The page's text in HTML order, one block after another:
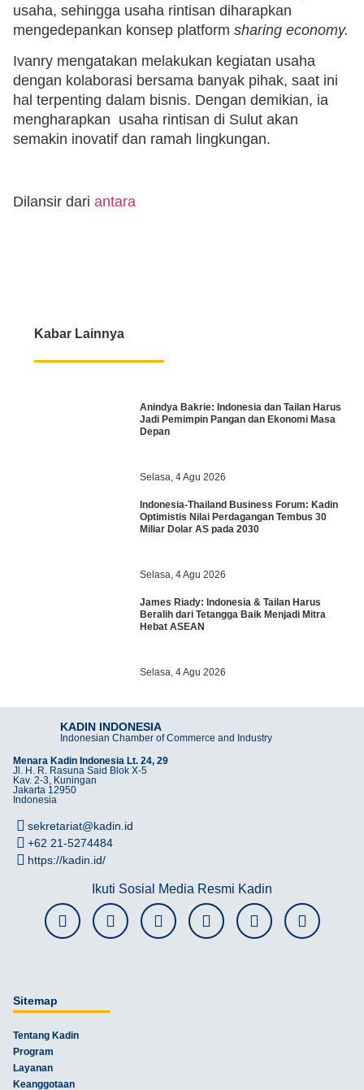
usaha, sehingga usaha rintisan diharapkan
mengedepankan konsep platform sharing economy.
Ivanry mengatakan melakukan kegiatan usaha
dengan kolaborasi bersama banyak pihak, saat ini
hal terpenting dalam bisnis. Dengan demikian, ia
mengharapkan usaha rintisan di Sulut akan
semakin inovatif dan ramah lingkungan.
Dilansir dari antara
Kabar Lainnya
Anindya Bakrie: Indonesia dan Tailan Harus
Jadi Pemimpin Pangan dan Ekonomi Masa
Depan
Selasa, 4 Agu 2026
Indonesia-Thailand Business Forum: Kadin
Optimistis Nilai Perdagangan Tembus 30
Miliar Dolar AS pada 2030
Selasa, 4 Agu 2026
James Riady: Indonesia & Tailan Harus
Beralih dari Tetangga Baik Menjadi Mitra
Hebat ASEAN
Selasa, 4 Agu 2026
KADIN INDONESIA
Indonesian Chamber of Commerce and Industry
Menara Kadin Indonesia Lt. 24, 29
Jl. H. R. Rasuna Said Blok X-5
Kav. 2-3, Kuningan
Jakarta 12950
Indonesia
sekretariat@kadin.id
+62 21-5274484
https://kadin.id/
Ikuti Sosial Media Resmi Kadin
Sitemap
Tentang Kadin
Program
Layanan
Keanggotaan